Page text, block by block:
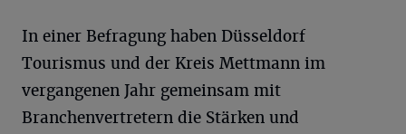
In einer Befragung haben Düsseldorf
Tourismus und der Kreis Mettmann im
vergangenen Jahr gemeinsam mit
Branchenvertretern die Stärken und